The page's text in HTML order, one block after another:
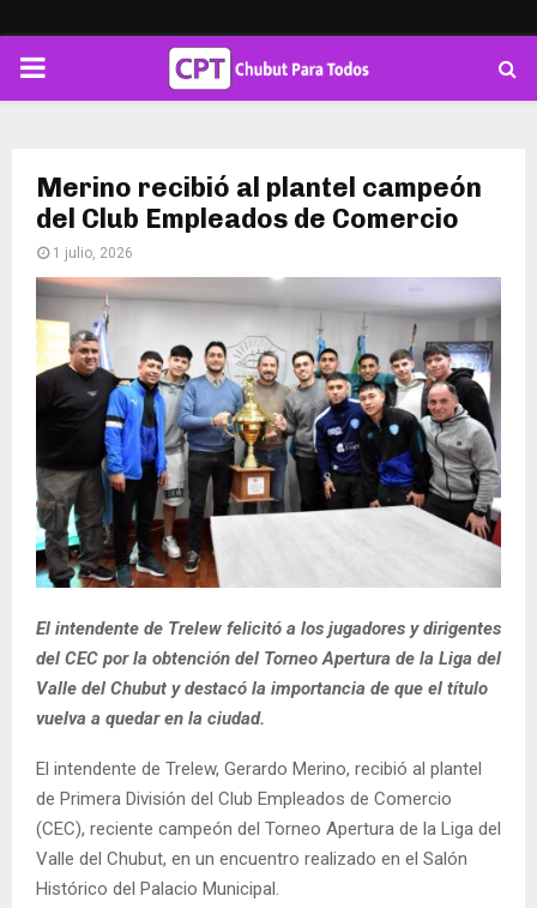
PRIMARY
Merino recibió al plantel campeón
del Club Empleados de Comercio
1 julio, 2026
El intendente de Trelew felicitó a los jugadores y dirigentes
del CEC por la obtención del Torneo Apertura de la Liga del
Valle del Chubut y destacó la importancia de que el título
vuelva a quedar en la ciudad.
El intendente de Trelew, Gerardo Merino, recibió al plantel
de Primera División del Club Empleados de Comercio
(CEC), reciente campeón del Torneo Apertura de la Liga del
Valle del Chubut, en un encuentro realizado en el Salón
Histórico del Palacio Municipal.